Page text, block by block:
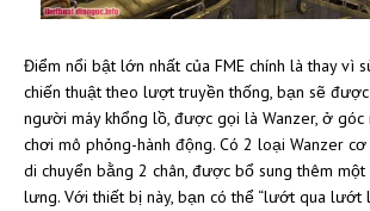
Điểm nổi bật lớn nhất của FME chính là thay vì
chiến thuật theo lượt truyền thống, bạn sẽ
người máy khổng lồ, được gọi là Wanzer, ở
chơi mô phỏng-hành động. Có 2 loại Wanzer
di chuyển bằng 2 chân, được bổ sung thêm một
lưng. Với thiết bị này, bạn có thể “lướt qua lướt